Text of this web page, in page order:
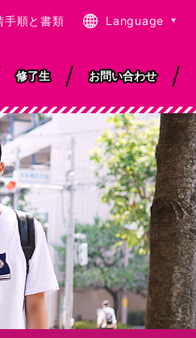
手順と書類
Language
English
简体中文
宿泊について
アニメ体験
修了生 お問い合わせ